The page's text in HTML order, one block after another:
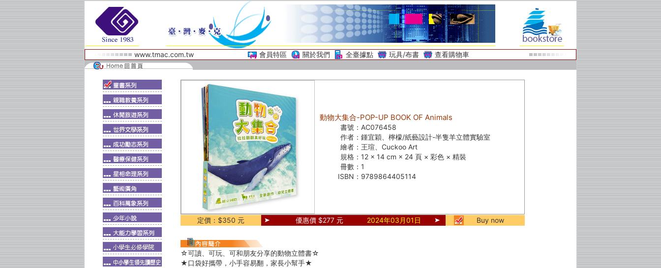
www.tmac.com.tw 會員特區 關於我們 全臺據點 玩具/布書 查看購物車
動物大集合-POP-UP BOOK OF Animals
書號： AC076458
作者： 鍾宜穎、檸檬/紙藝設計-半隻羊立體實驗室
繪者： 王瑄、Cuckoo Art
規格： 12 × 14 cm × 24 頁 × 彩色 × 精裝
冊數： 1
ISBN： 9789864405114
定價：$350 元 優惠價 $277 元 2024年03月01日 Buy now
☆可讀、可玩、可和朋友分享的動物立體書☆
★口袋好攜帶，小手容易翻，家長小幫手★